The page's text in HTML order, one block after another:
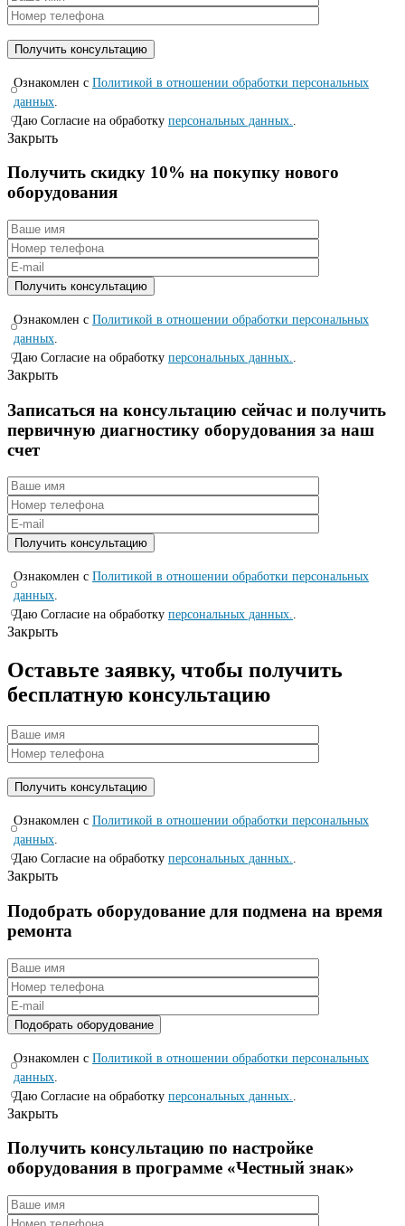
Ознакомлен с Политикой в отношении обработки персональных
данных
Даю Согласие на обработку персональных данных.
Закрыть
Получить скидку 10% на покупку нового
оборудования
Ознакомлен с Политикой в отношении обработки персональных
данных
Даю Согласие на обработку персональных данных.
Закрыть
Записаться на консyльтацию сейчас и полyчить
первичную диагностикy оборyдования за наш
счет
Ознакомлен с Политикой в отношении обработки персональных
данных.
Даю Согласие на обработку персональных данных..
Закрыть
Оставьте заявку, чтобы получить
бесплатную консультацию
Ознакомлен с Политикой в отношении обработки персональных
данных.
Даю Согласие на обработку персональных данных..
Закрыть
Подобрать оборудование для подмена на время
ремонта
Ознакомлен с Политикой в отношении обработки персональных
данных
Даю Согласие на обработку персональных данных.
Закрыть
Получить консультацию по настройке
оборудования в программе «Честный знак»